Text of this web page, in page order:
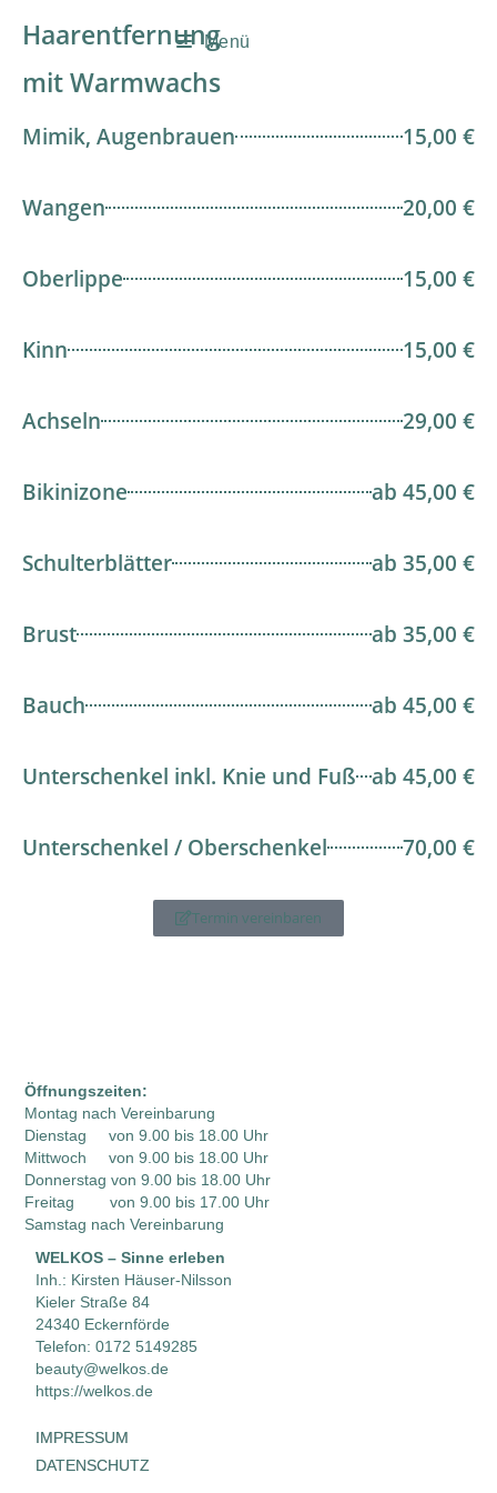
Menü
Haarentfernung
mit Warmwachs
Mimik, Augenbrauen 15,00 €
Wangen 20,00 €
Oberlippe 15,00 €
Kinn 15,00 €
Achseln 29,00 €
Bikinizone ab 45,00 €
Schulterblätter ab 35,00 €
Brust ab 35,00 €
Bauch ab 45,00 €
Unterschenkel inkl. Knie und Fuß ab 45,00 €
Unterschenkel / Oberschenkel 70,00 €
Termin vereinbaren
Öffnungszeiten:
Montag nach Vereinbarung
Dienstag von 9.00 bis 18.00 Uhr
Mittwoch von 9.00 bis 18.00 Uhr
Donnerstag von 9.00 bis 18.00 Uhr
Freitag von 9.00 bis 17.00 Uhr
Samstag nach Vereinbarung
WELKOS – Sinne erleben
Inh.: Kirsten Häuser-Nilsson
Kieler Straße 84
24340 Eckernförde
Telefon: 0172 5149285
beauty@welkos.de
https://welkos.de
IMPRESSUM
DATENSCHUTZ